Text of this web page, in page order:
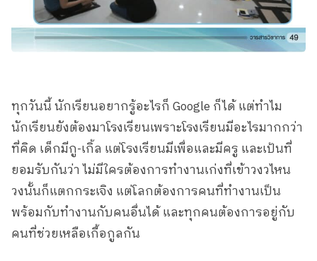
ทุกวันนี้ นักเรียนอยากรู้อะไรก็ Google ก็ได้ แต่ทำไม
นักเรียนยังต้องมาโรงเรียนเพราะโรงเรียนมีอะไรมากกว่า
ที่คิด เด็กมีกู-เกิ้ล แต่โรงเรียนมีเพื่อและมีครู และเป้นที่
ยอมรับกันว่า ไม่มีใครต้องการทำงานเก่งที่เข้าวงวไหน
วงนั้นก็แตกกระเจิง แต่โลกต้องการคนที่ทำงานเป็น
พร้อมกับทำงานกับคนอื่นได้ และทุกคนต้องการอยู่กับ
คนที่ช่วยเหลือเกื้อกูลกัน